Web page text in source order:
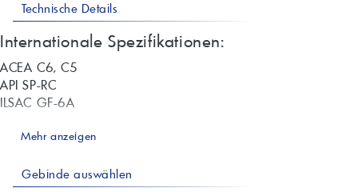
Technische Details
Internationale Spezifikationen:
ACEA C6, C5
API SP-RC
ILSAC GF-6A
Freigaben:
Porsche C20
Mehr anzeigen
Gebinde auswählen